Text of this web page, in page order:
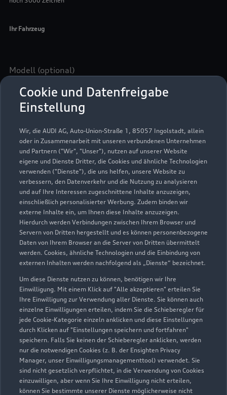
Cookie und Datenfreigabe
Einstellung
Wir, die AUDI AG, Auto-Union-Straße 1, 85057 Ingolstadt, allein
oder in Zusammenarbeit mit unseren verbundenen Unternehmen
und Partnern ("Wir", "Unser"), nutzen auf unserer Website
eigene und Dienste Dritter, die Cookies und ähnliche Technologien
verwenden ("Dienste"), die uns helfen, unsere Website zu
verbessern, den Datenverkehr und die Nutzung zu analysieren
und auf Ihre Interessen zugeschnittene Inhalte anzuzeigen,
einschließlich personalisierter Werbung. Zudem binden wir
externe Inhalte ein, um Ihnen diese Inhalte anzuzeigen.
Hierdurch werden Verbindungen zwischen Ihrem Browser und
Servern von Dritten hergestellt und es können personenbezogene
Daten von Ihrem Browser an die Server von Dritten übermittelt
werden. Cookies, ähnliche Technologien und die Einbindung von
externen Inhalten werden nachfolgend als „Dienste“ bezeichnet.
Um diese Dienste nutzen zu können, benötigen wir Ihre
Einwilligung. Mit einem Klick auf "Alle akzeptieren" erteilen Sie
Ihre Einwilligung zur Verwendung aller Dienste. Sie können auch
einzelne Einwilligungen erteilen, indem Sie die Schieberegler für
jede Cookie-Kategorie einzeln anklicken und diese Einstellungen
durch Klicken auf "Einstellungen speichern und fortfahren"
speichern. Falls Sie keinen der Schieberegler anklicken, werden
nur die notwendigen Cookies (z. B. der Ensighten Privacy
Manager, unser Einwilligungsmanagementtool) verwendet. Sie
sind nicht gesetzlich verpflichtet, in die Verwendung von Cookies
einzuwilligen, aber wenn Sie Ihre Einwilligung nicht erteilen,
können Sie bestimmte unserer Dienste möglicherweise nicht